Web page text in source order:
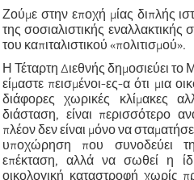
Ζούμε στην εποχή μίας διπλής
της σοσιαλιστικής
του καπιταλιστικού «πολιτισμού».
Η Τέταρτη Διεθνής δημοσιεύει
είμαστε πεισμένοι-ες-α ότι μια
διάφορες χωρικές κλίμακες
διάσταση, είναι περισσότερο
πλέον δεν είναι μόνο να
υποχώρηση που συνοδεύει
επέκταση, αλλά να σωθεί η
οικολογική καταστροφή χωρίς